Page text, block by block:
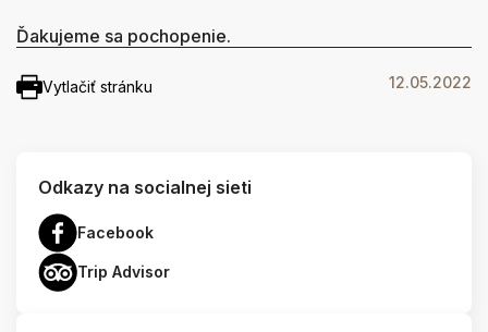
Ďakujeme sa pochopenie.
Vytlačiť stránku 12.05.2022
Odkazy na socialnej sieti
Facebook
Trip Advisor